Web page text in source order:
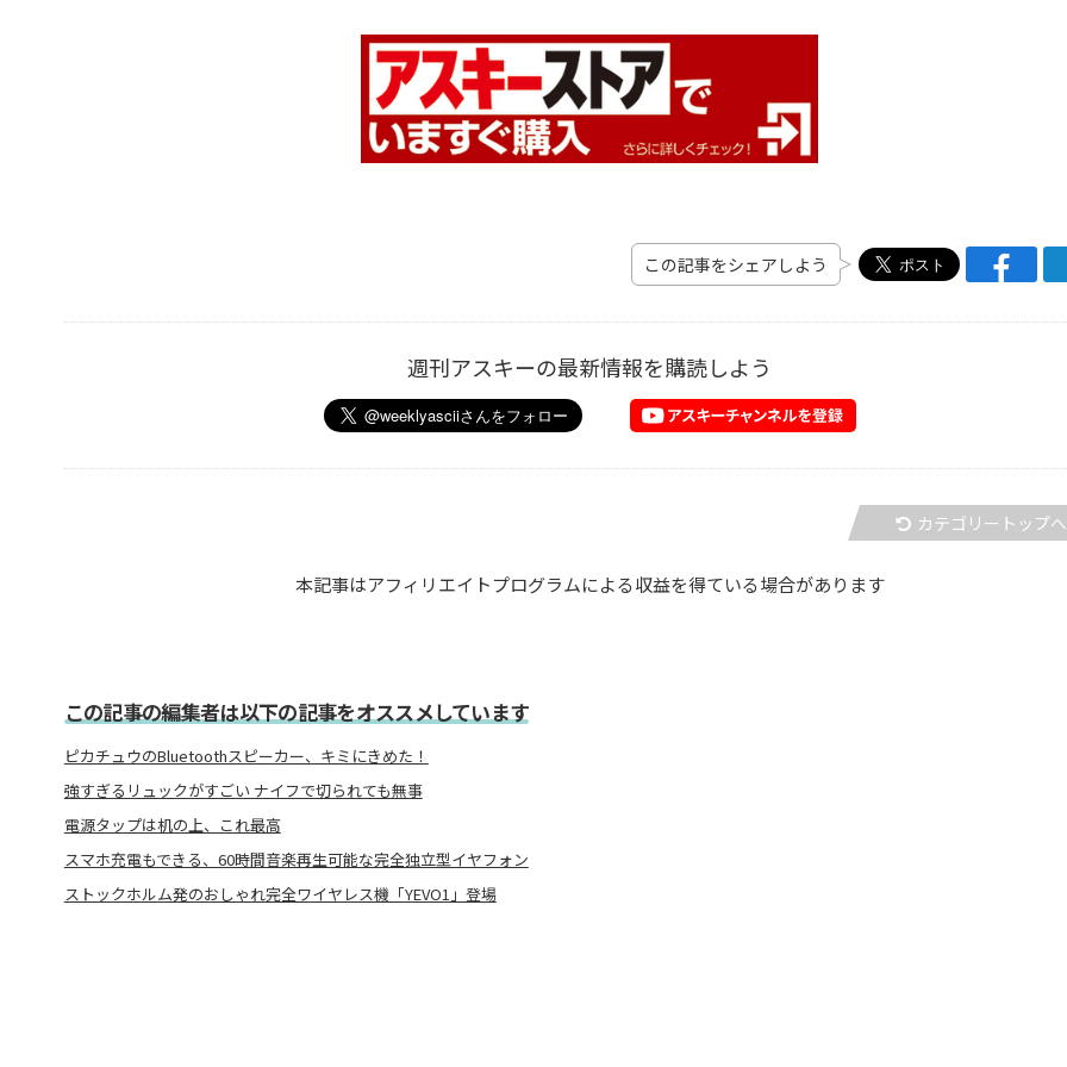
この記事をシェアしよう
週刊アスキーの最新情報を購読しよう
カテゴリートップへ
本記事はアフィリエイトプログラムによる収益を得ている場合があります
この記事の編集者は以下の記事をオススメしています
ピカチュウのBluetoothスピーカー、キミにきめた！
強すぎるリュックがすごい ナイフで切られても無事
電源タップは机の上、これ最高
スマホ充電もできる、60時間音楽再生可能な完全独立型イヤフォン
ストックホルム発のおしゃれ完全ワイヤレス機「YEVO1」登場